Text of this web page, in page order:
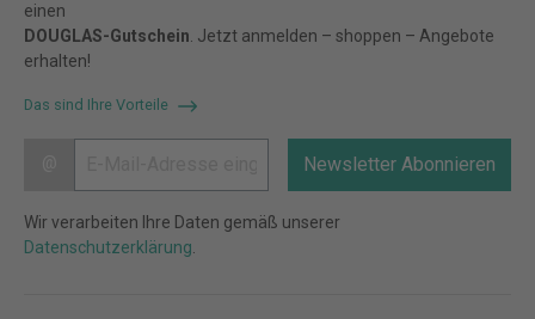
einen
DOUGLAS-Gutschein . Jetzt anmelden – shoppen – Angebote
erhalten!
Das sind Ihre Vorteile
Newsletter Abonnieren
Wir verarbeiten Ihre Daten gemäß unserer
Datenschutzerklärung